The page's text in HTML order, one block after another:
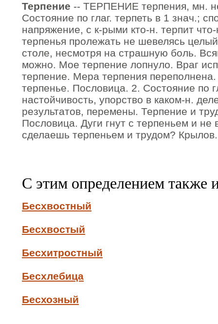
Терпение -- ТЕРПЕНИЕ терпения, мн.
Состояние по глаг. терпеть в 1 знач.;
напряжение, с к-рыми кто-н. терпит
терпенья пролежать не шевелясь
столе, несмотря на страшную боль.
можно. Мое терпение лопнуло. Враг
терпение. Мера терпения
терпенье. Пословица. 2. Состояние по
настойчивость, упорство в каком-н.
результатов, перемены. Терпение и
Пословица. Дуги гнут с терпеньем и не
сделаешь терпеньем и трудом?
С этим определением также
Бесхвостный
Бесхвостый
Бесхитростный
Бесхлебица
Бесхозный